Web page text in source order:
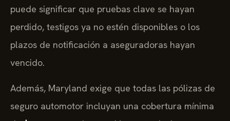
puede significar que pruebas clave se hayan
perdido, testigos ya no estén disponibles o los
plazos de notificación a aseguradoras hayan
vencido.
Además, Maryland exige que todas las pólizas de
seguro automotor incluyan una cobertura mínima
de $2,500 de PIP (protección contra lesiones